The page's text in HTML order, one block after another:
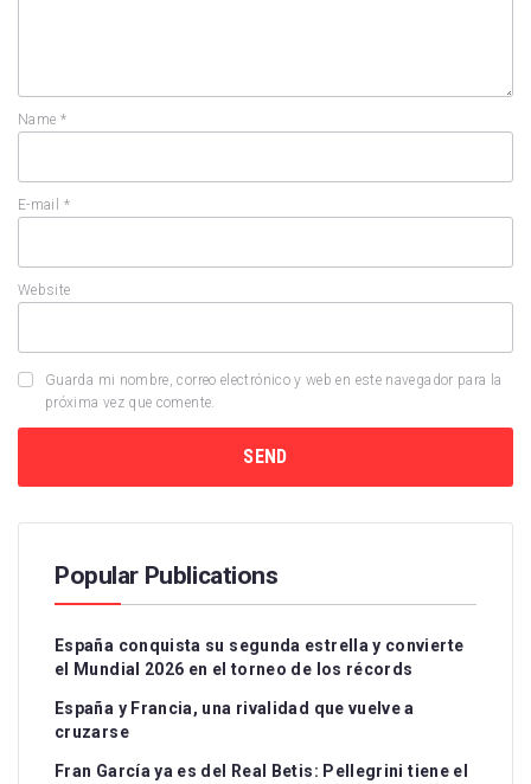
Name *
E-mail *
Website
Guarda mi nombre, correo electrónico y web en este navegador para la
próxima vez que comente.
Popular Publications
España conquista su segunda estrella y convierte
el Mundial 2026 en el torneo de los récords
España y Francia, una rivalidad que vuelve a
cruzarse
Fran García ya es del Real Betis: Pellegrini tiene el